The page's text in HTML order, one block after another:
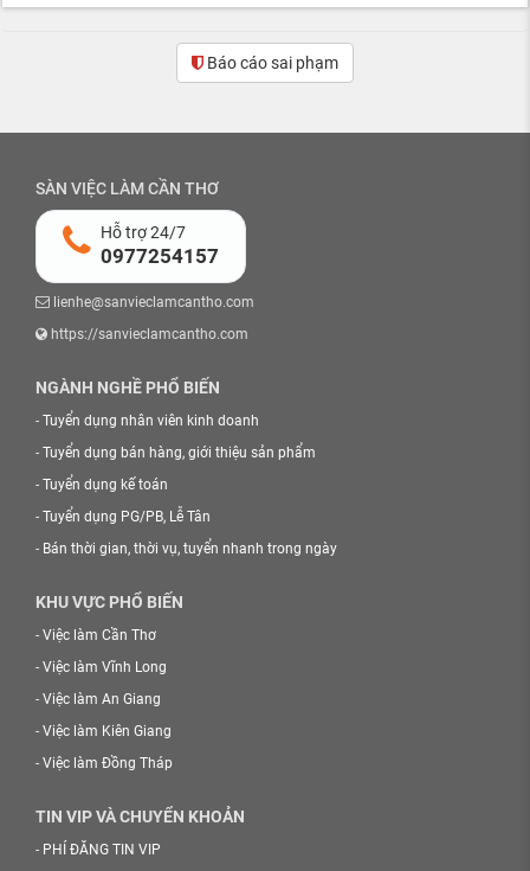
Báo cáo sai phạm
SÀN VIỆC LÀM CẦN THƠ
Hỗ trợ 24/7
0977254157
lienhe@sanvieclamcantho.com
https://sanvieclamcantho.com
NGÀNH NGHỀ PHỔ BIẾN
- Tuyển dụng nhân viên kinh doanh
- Tuyển dụng bán hàng, giới thiệu sản phẩm
- Tuyển dụng kế toán
- Tuyển dụng PG/PB, Lễ Tân
- Bán thời gian, thời vụ, tuyển nhanh trong ngày
KHU VỰC PHỔ BIẾN
- Việc làm Cần Thơ
- Việc làm Vĩnh Long
- Việc làm An Giang
- Việc làm Kiên Giang
- Việc làm Đồng Tháp
TIN VIP VÀ CHUYỂN KHOẢN
- PHÍ ĐĂNG TIN VIP